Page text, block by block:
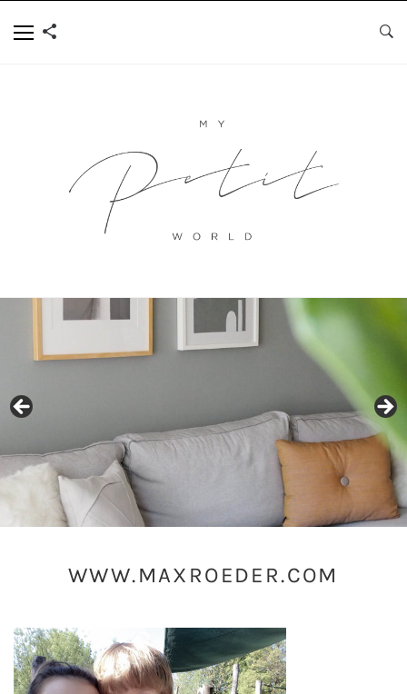
WWW.MAXROEDER.COM